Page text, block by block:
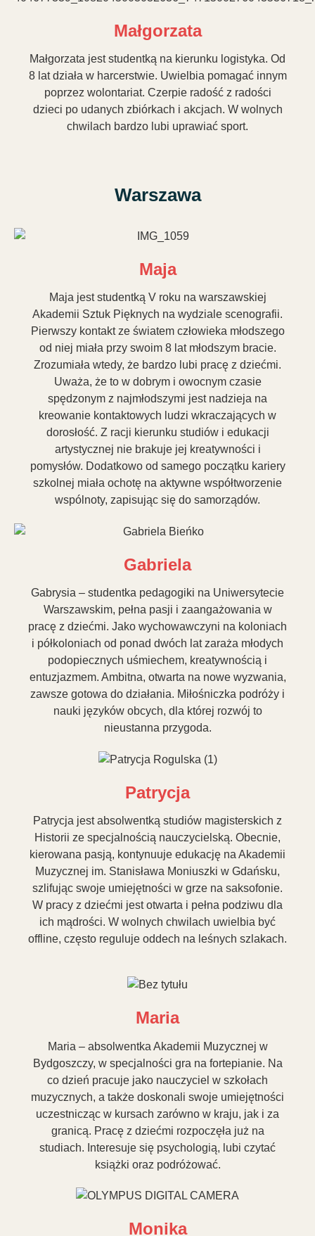
Małgorzata
Małgorzata jest studentką na kierunku logistyka. Od
8 lat działa w harcerstwie. Uwielbia pomagać innym
poprzez wolontariat. Czerpie radość z radości
dzieci po udanych zbiórkach i akcjach. W wolnych
chwilach bardzo lubi uprawiać sport.
Warszawa
Maja
Maja jest studentką V roku na warszawskiej
Akademii Sztuk Pięknych na wydziale scenografii.
Pierwszy kontakt ze światem człowieka młodszego
od niej miała przy swoim 8 lat młodszym bracie.
Zrozumiała wtedy, że bardzo lubi pracę z dziećmi.
Uważa, że to w dobrym i owocnym czasie
spędzonym z najmłodszymi jest nadzieja na
kreowanie kontaktowych ludzi wkraczających w
dorosłość. Z racji kierunku studiów i edukacji
artystycznej nie brakuje jej kreatywności i
pomysłów. Dodatkowo od samego początku kariery
szkolnej miała ochotę na aktywne współtworzenie
wspólnoty, zapisując się do samorządów.
Gabriela
Gabrysia – studentka pedagogiki na Uniwersytecie
Warszawskim, pełna pasji i zaangażowania w
pracę z dziećmi. Jako wychowawczyni na koloniach
i półkoloniach od ponad dwóch lat zaraża młodych
podopiecznych uśmiechem, kreatywnością i
entuzjazmem. Ambitna, otwarta na nowe wyzwania,
zawsze gotowa do działania. Miłośniczka podróży i
nauki języków obcych, dla której rozwój to
nieustanna przygoda.
Patrycja
Patrycja jest absolwentką studiów magisterskich z
Historii ze specjalnością nauczycielską. Obecnie,
kierowana pasją, kontynuuje edukację na Akademii
Muzycznej im. Stanisława Moniuszki w Gdańsku,
szlifując swoje umiejętności w grze na saksofonie.
W pracy z dziećmi jest otwarta i pełna podziwu dla
ich mądrości. W wolnych chwilach uwielbia być
offline, często reguluje oddech na leśnych szlakach.
Maria
Maria – absolwentka Akademii Muzycznej w
Bydgoszczy, w specjalności gra na fortepianie. Na
co dzień pracuje jako nauczyciel w szkołach
muzycznych, a także doskonali swoje umiejętności
uczestnicząc w kursach zarówno w kraju, jak i za
granicą. Pracę z dziećmi rozpoczęła już na
studiach. Interesuje się psychologią, lubi czytać
książki oraz podróżować.
Monika